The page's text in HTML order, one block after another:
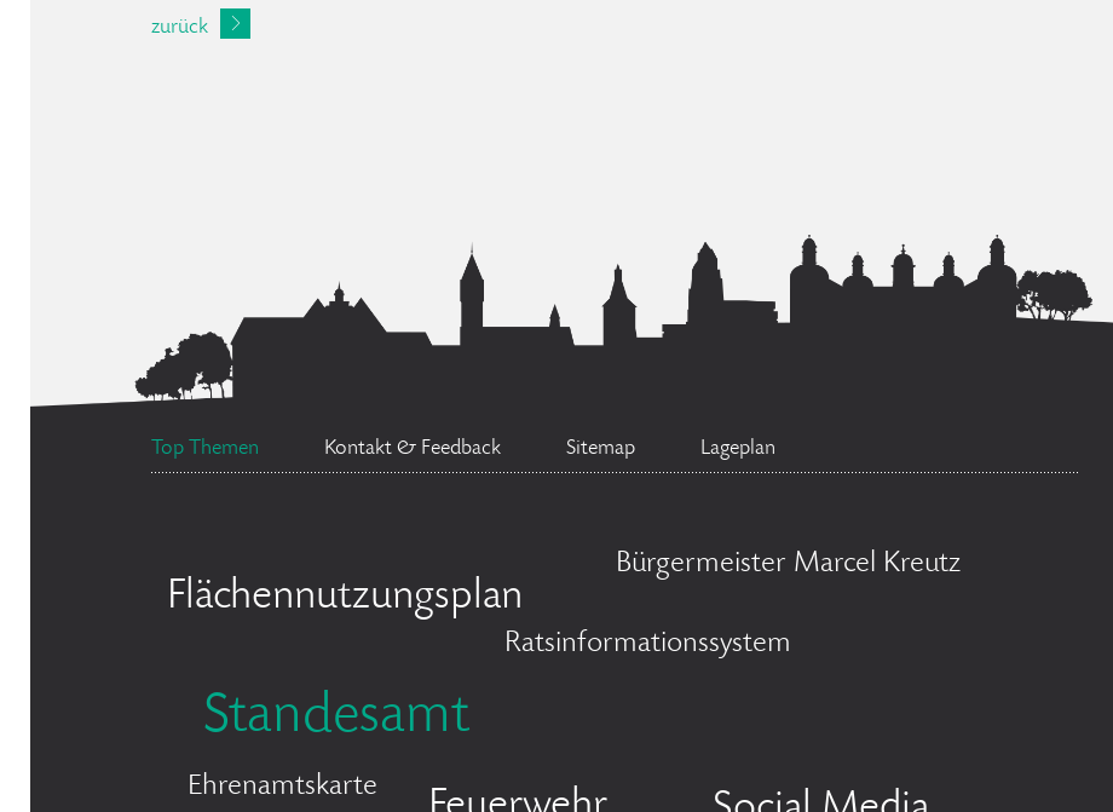
zurück
Top Themen Kontakt & Feedback Sitemap Lageplan
Flächennutzungsplan
Bürgermeister Marcel Kreutz
Standesamt
Ratsinformationssystem
Ehrenamtskarte